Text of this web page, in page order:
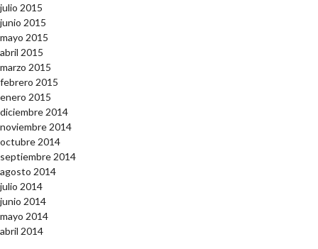
julio 2015
junio 2015
mayo 2015
abril 2015
marzo 2015
febrero 2015
enero 2015
diciembre 2014
noviembre 2014
octubre 2014
septiembre 2014
agosto 2014
julio 2014
junio 2014
mayo 2014
abril 2014